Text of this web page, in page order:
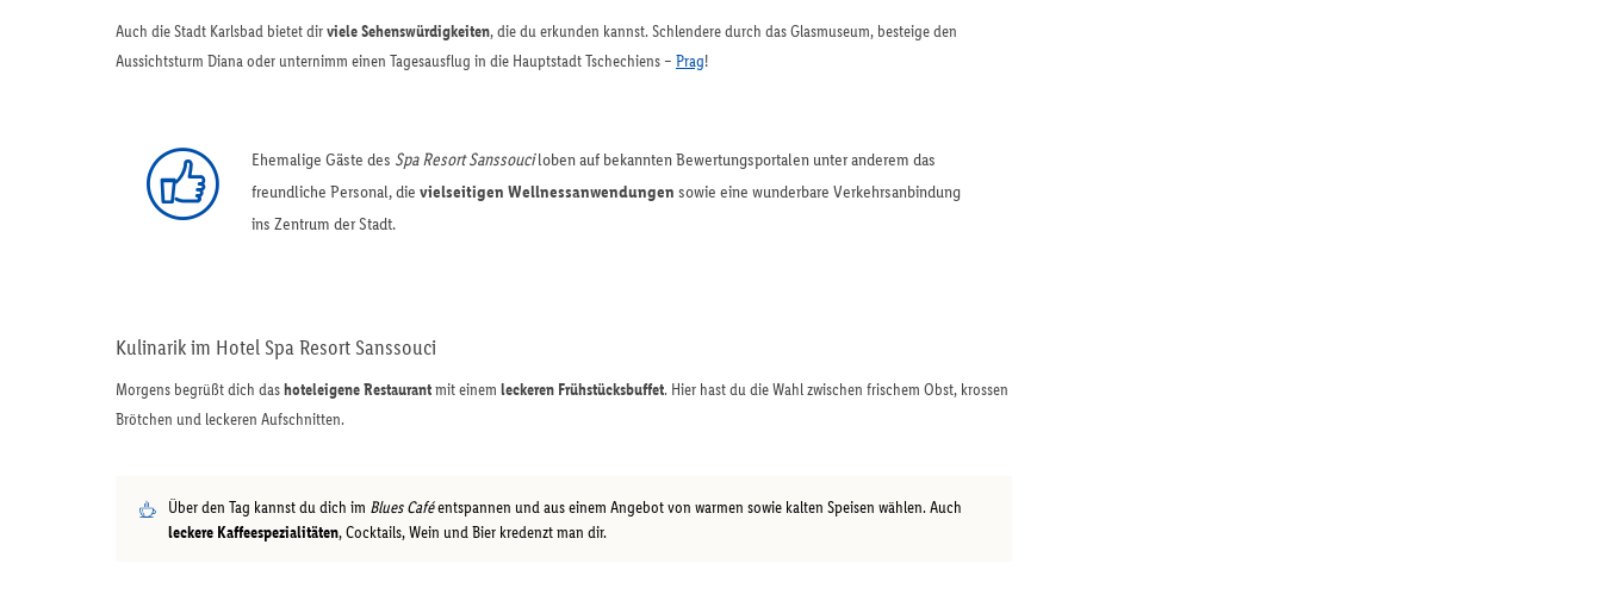
Auch die Stadt Karlsbad bietet dirviele Sehenswürdigkeiten, die du erkunden kannst. Schlendere durch das Glasmuseum, besteige den
Aussichtsturm Diana oder unternimm einen Tagesausflug in die Hauptstadt Tschechiens – Prag!
Ehemalige Gäste des Spa Resort Sanssouciloben auf bekannten Bewertungsportalen unter anderem das
freundliche Personal, die vielseitigen Wellnessanwendungen sowie eine wunderbare Verkehrsanbindung
ins Zentrum der Stadt.
Kulinarik im Hotel Spa Resort Sanssouci
Morgens begrüßt dich dashoteleigene Restaurantmit einem leckeren Frühstücksbuffet. Hier hast du die Wahl zwischen frischem Obst, krossen
Brötchen und leckeren Aufschnitten.
Über den Tag kannst du dich im Blues Caféentspannen und aus einem Angebot von warmen sowie kalten Speisen wählen. Auch
leckere Kaffeespezialitäten, Cocktails, Wein und Bier kredenzt man dir.